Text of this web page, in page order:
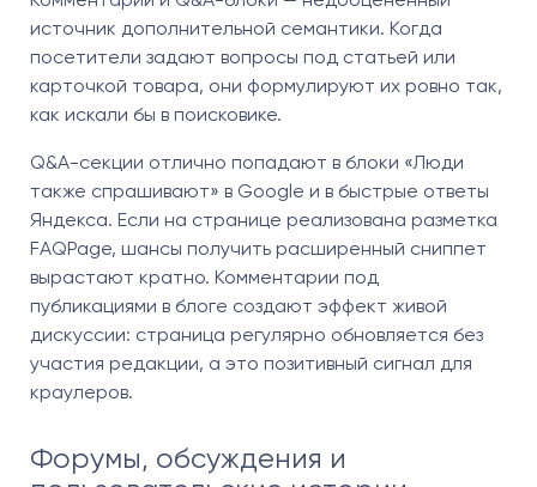
источник дополнительной семантики. Когда
посетители задают вопросы под статьей или
карточкой товара, они формулируют их ровно так,
как искали бы в поисковике.
Q&A-секции отлично попадают в блоки «Люди
также спрашивают» в Google и в быстрые ответы
Яндекса. Если на странице реализована разметка
FAQPage, шансы получить расширенный сниппет
вырастают кратно. Комментарии под
публикациями в блоге создают эффект живой
дискуссии: страница регулярно обновляется без
участия редакции, а это позитивный сигнал для
краулеров.
Форумы, обсуждения и